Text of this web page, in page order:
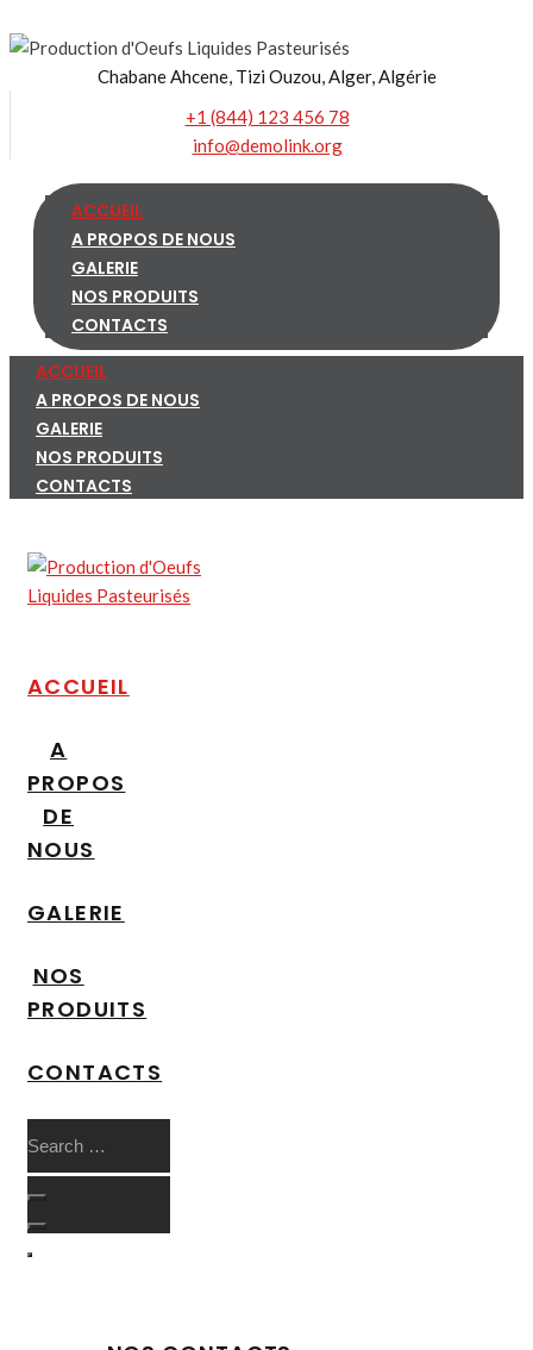
to
Chabane Ahcene, Tizi Ouzou, Alger, Algérie
+1 (844) 123 456 78
info@demolink.org
ACCUEIL
A PROPOS DE NOUS
GALERIE
NOS PRODUITS
CONTACTS
ACCUEIL
A PROPOS DE NOUS
GALERIE
NOS PRODUITS
CONTACTS
ACCUEIL
A
PROPOS
DE
NOUS
GALERIE
NOS
PRODUITS
CONTACTS